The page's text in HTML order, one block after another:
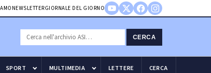
NEWSLETTERGIORNALE DEL GIORNO
CERCA
SPORT MULTIMEDIA LETTERE CERCA